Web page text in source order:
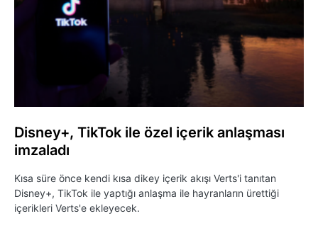
Disney+, TikTok ile özel içerik anlaşması
imzaladı
Kısa süre önce kendi kısa dikey içerik akışı Verts'i tanıtan
Disney+, TikTok ile yaptığı anlaşma ile hayranların ürettiği
içerikleri Verts'e ekleyecek.